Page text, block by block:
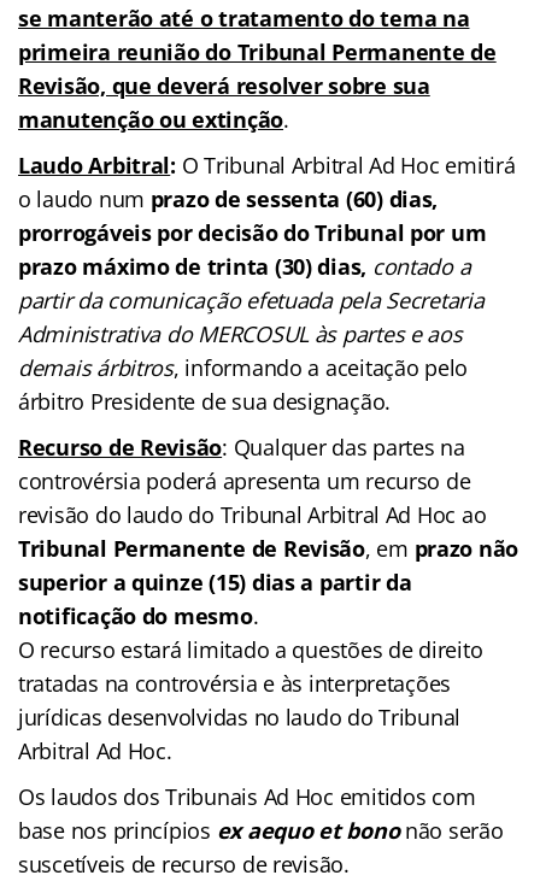
se manterão até o tratamento do tema na
primeira reunião do Tribunal Permanente de
Revisão, que deverá resolver sobre sua
manutenção ou extinção.
Laudo Arbitral: O Tribunal Arbitral Ad Hoc emitirá
o laudo num prazo de sessenta (60) dias,
prorrogáveis por decisão do Tribunal por um
prazo máximo de trinta (30) dias, contado a
partir da comunicação efetuada pela Secretaria
Administrativa do MERCOSUL às partes e aos
demais árbitros, informando a aceitação pelo
árbitro Presidente de sua designação.
Recurso de Revisão: Qualquer das partes na
controvérsia poderá apresenta um recurso de
revisão do laudo do Tribunal Arbitral Ad Hoc ao
Tribunal Permanente de Revisão, em prazo não
superior a quinze (15) dias a partir da
notificação do mesmo.
O recurso estará limitado a questões de direito
tratadas na controvérsia e às interpretações
jurídicas desenvolvidas no laudo do Tribunal
Arbitral Ad Hoc.
Os laudos dos Tribunais Ad Hoc emitidos com
base nos princípios ex aequo et bononão serão
suscetíveis de recurso de revisão.